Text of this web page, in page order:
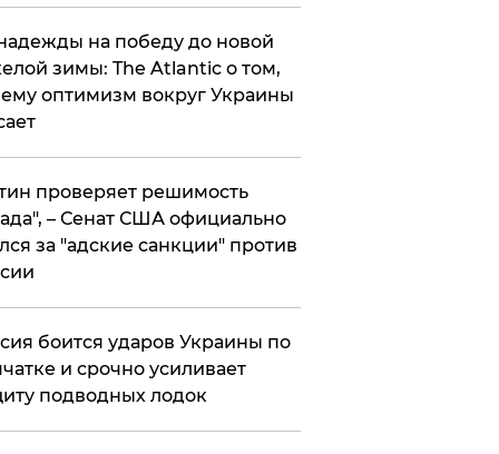
на победу до новой
зимы: The Atlantic о том,
оптимизм вокруг Украины
проверяет решимость
– Сенат США официально
за "адские санкции" против
боится ударов Украины по
и срочно усиливает
подводных лодок